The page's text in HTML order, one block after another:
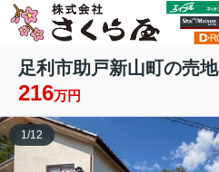
足利市助戸新山町の売地
216万円
1/12